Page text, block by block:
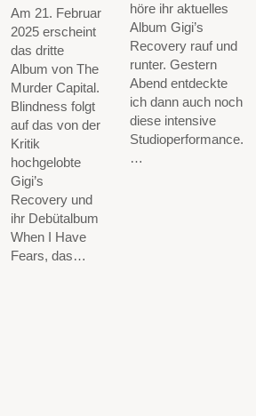
Am 21. Februar
2025 erscheint
das dritte
Album von The
Murder Capital.
Blindness folgt
auf das von der
Kritik
hochgelobte
Gigi’s
Recovery und
ihr Debütalbum
When I Have
Fears, das…
höre ihr aktuelles
Album Gigi’s
Recovery rauf und
runter. Gestern
Abend entdeckte
ich dann auch noch
diese intensive
Studioperformance.
…